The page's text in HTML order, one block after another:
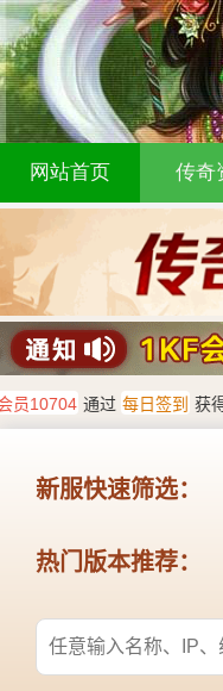
网站首页 传奇